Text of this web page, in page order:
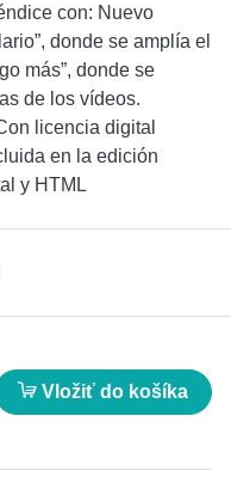
con: Nuevo
donde se amplía el
más”, donde se
de los vídeos.
licencia digital
en la edición
y HTML
Vložiť do košíka